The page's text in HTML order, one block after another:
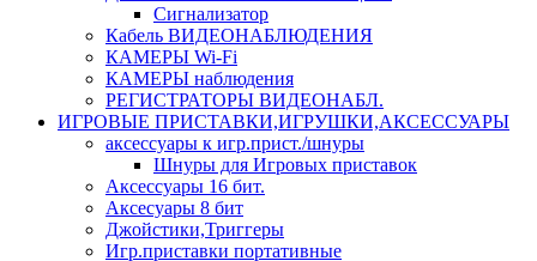
Сигнализатор
Кабель ВИДЕОНАБЛЮДЕНИЯ
КАМЕРЫ Wi-Fi
КАМЕРЫ наблюдения
РЕГИСТРАТОРЫ ВИДЕОНАБЛ.
ИГРОВЫЕ ПРИСТАВКИ,ИГРУШКИ,АКСЕССУАРЫ
аксесcуары к игр.прист./шнуры
Шнуры для Игровых приставок
Аксессуары 16 бит.
Аксесуары 8 бит
Джойстики,Триггеры
Игр.приставки портативные